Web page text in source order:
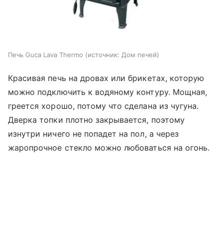
Печь Guca Lava Thermo источник: Дом печей
Красивая печь на дровах или брикетах, которую
можно подключить к водяному контуру. Мощная,
греется хорошо, потому что сделана из чугуна.
Дверка топки плотно закрывается, поэтому
изнутри ничего не попадет на пол, а через
жаропрочное стекло можно любоваться на огонь.